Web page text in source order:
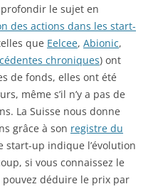
le sujet en
des actions dans les start-
que Eelcee, Abionic,
chroniques) ont
de fonds, elles ont été
même s’il n’y a pas de
La Suisse nous donne
grâce à son registre du
start-up indique l’évolution
si vous connaissez le
pouvez déduire le prix par